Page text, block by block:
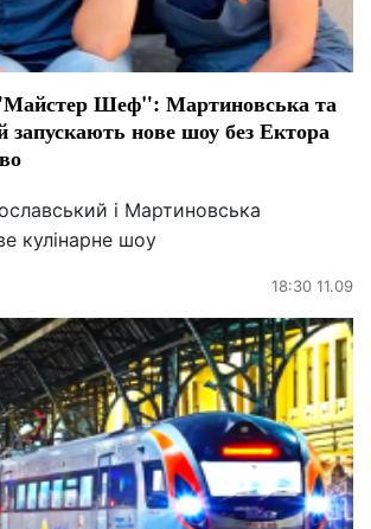
Шеф": Мартиновська та
запускають нове шоу без Ектора
і Мартиновська
кулінарне шоу
18:30 11.09